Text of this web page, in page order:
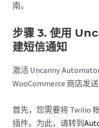
南。
步骤 3. 使用
建短信通知
激活 Uncanny
WooCommerce 商店发
首先，您需要将 Twilio
插件。为此，请转到